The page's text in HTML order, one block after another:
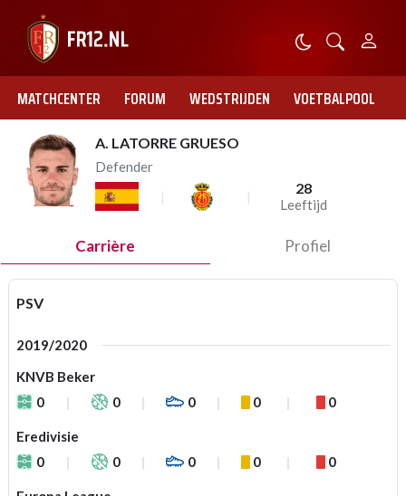
MATCHCENTER FORUM WEDSTRIJDEN VOETBALPOOL
A. LATORRE GRUESO
Defender
28
Leeftijd
Carrière Profiel
PSV
2019/2020
KNVB Beker
0
0 0 0 0
Eredivisie
0
0 0 0 0